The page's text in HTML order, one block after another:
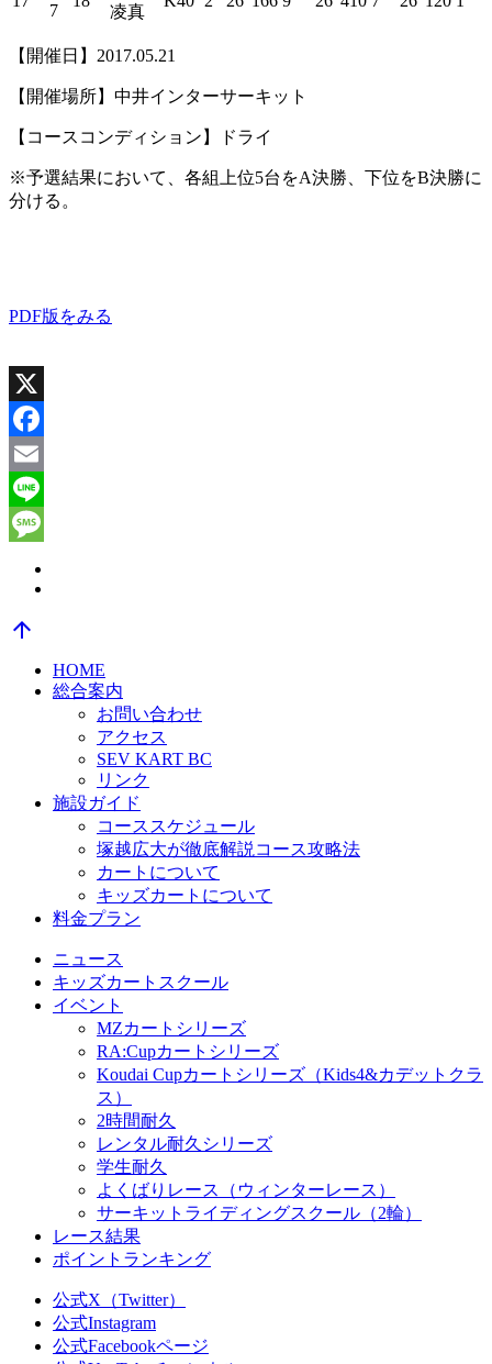
7
凌真
【開催日】2017.05.21
【開催場所】中井インターサーキット
【コースコンディション】ドライ
※予選結果において、各組上位5台をA決勝、下位をB決勝に
分ける。
PDF版をみる
X
Facebook
Email
Line
arrow_upward
HOME
総合案内
お問い合わせ
アクセス
SEV KART BC
リンク
施設ガイド
コーススケジュール
塚越広大が徹底解説コース攻略法
カートについて
キッズカートについて
料金プラン
ニュース
キッズカートスクール
イベント
MZカートシリーズ
RA:Cupカートシリーズ
Koudai Cupカートシリーズ（Kids4&カデットクラ
ス）
2時間耐久
レンタル耐久シリーズ
学生耐久
よくばりレース（ウィンターレース）
サーキットライディングスクール（2輪）
レース結果
ポイントランキング
公式X（Twitter）
公式Instagram
公式Facebookページ